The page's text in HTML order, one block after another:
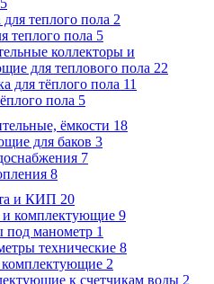
теплого пола 2
теплого пола 5
коллекторы и
для теплового пола 22
для тёплого пола 11
пола 5
ёмкости 18
для баков 3
7
8
и КИП 20
комплектующие 9
под манометр 1
технические 8
2
к счетчикам воды 2